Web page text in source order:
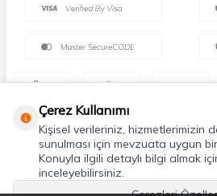
Çerez Kullanımı
Kişisel verileriniz, hizmetlerimizin
sunulması için mevzuata uygun
Konuyla ilgili detaylı bilgi almak
inceleyebilirsiniz.